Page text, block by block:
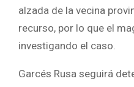
alzada de la vecina
recurso, por lo que el
investigando el caso.
Garcés Rusa seguirá